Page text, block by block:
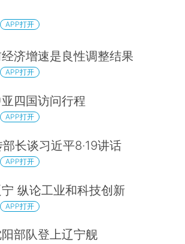
APP打开
济增速是良性调整结果
APP打开
四国访问行程
APP打开
长谈习近平8·19讲话
APP打开
纵论工业和科技创新
APP打开
部队登上辽宁舰